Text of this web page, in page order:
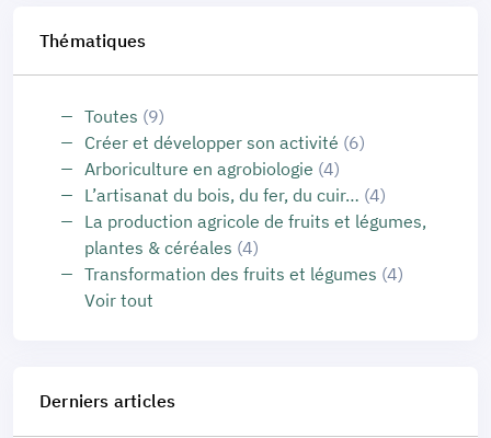
Thématiques
Toutes (9)
Créer et développer son activité (6)
Arboriculture en agrobiologie (4)
L’artisanat du bois, du fer, du cuir… (4)
La production agricole de fruits et légumes,
plantes & céréales (4)
Transformation des fruits et légumes (4)
Voir tout
Derniers articles